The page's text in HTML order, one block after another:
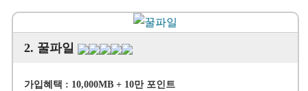
2. 꿀파일
가입혜택 : 10,000MB + 10만 포인트